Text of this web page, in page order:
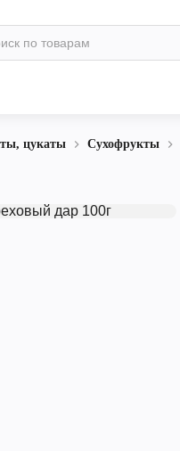
цукаты Сухофрукты